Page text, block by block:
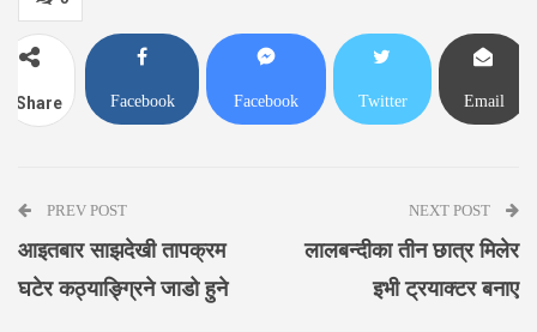
Share Facebook Facebook Twitter Email
PREV POST
आइतबार साझदेखी तापक्रम
घटेर कठ्याङ्ग्रिने जाडो हुने
NEXT POST
लालबन्दीका तीन छात्र मिलेर
इभी ट्रयाक्टर बनाए